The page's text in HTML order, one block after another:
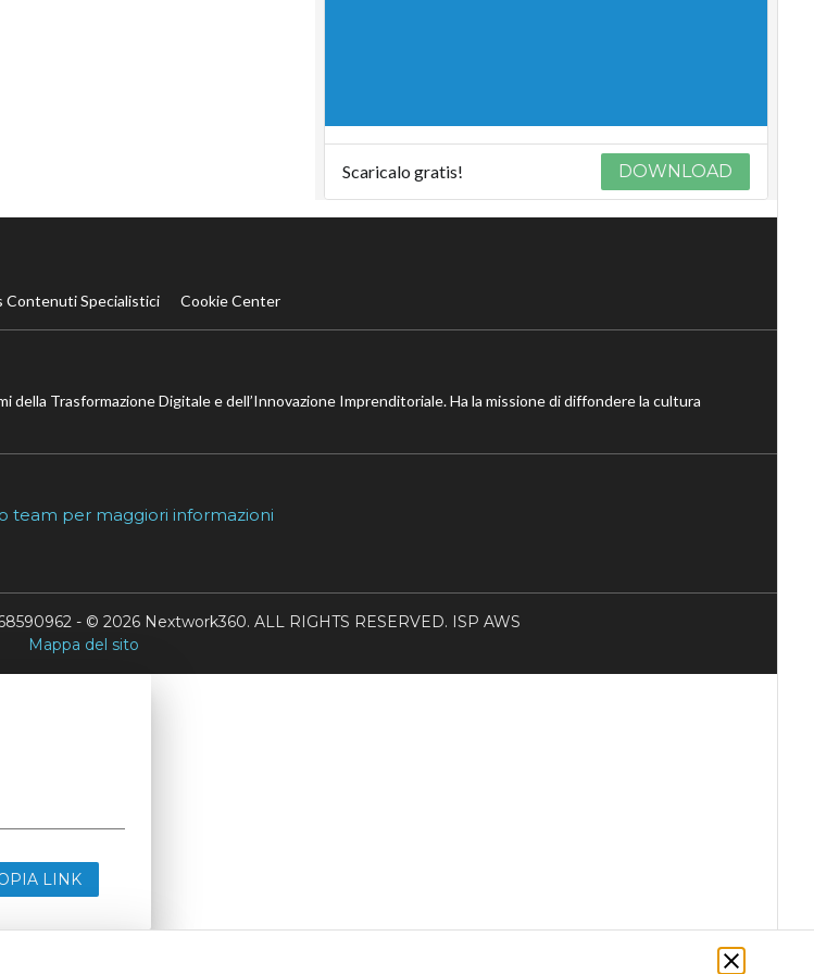
Scaricalo gratis! DOWNLOAD
Contenuti Specialistici Cookie Center
Trasformazione Digitale e dell’Innovazione Imprenditoriale. Ha la missione di diffondere la cultura
team per maggiori informazioni
- © 2026 Nextwork360. ALL RIGHTS RESERVED. ISP AWS
Mappa del sito
LINK